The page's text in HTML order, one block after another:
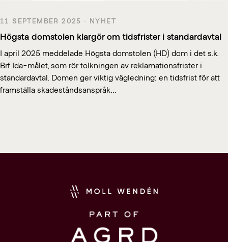
11 SEPTEMBER 2025 · NYHET
Högsta domstolen klargör om tidsfrister i standardavtal
I april 2025 meddelade Högsta domstolen (HD) dom i det s.k.
Brf Ida-målet, som rör tolkningen av reklamationsfrister i
standardavtal. Domen ger viktig vägledning: en tidsfrist för att
framställa skadeståndsanspråk…